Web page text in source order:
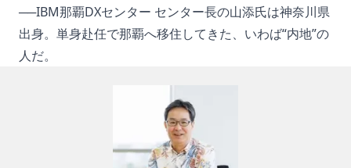
──IBM那覇DXセンター センター長の山添氏は神奈川県
出身。単身赴任で那覇へ移住してきた、いわば“内地”の
人だ。